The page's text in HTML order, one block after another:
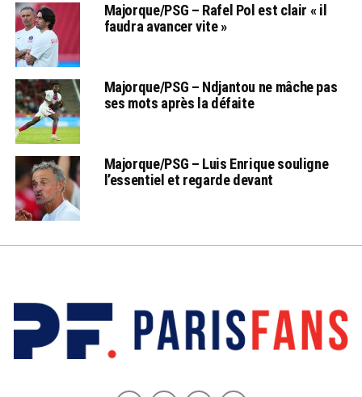
Majorque/PSG – Rafel Pol est clair « il
faudra avancer vite »
Majorque/PSG – Ndjantou ne mâche pas
ses mots après la défaite
Majorque/PSG – Luis Enrique souligne
l’essentiel et regarde devant